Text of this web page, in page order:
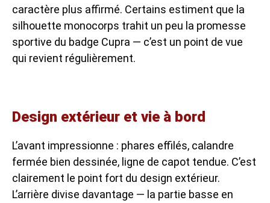
caractère plus affirmé. Certains estiment que la
silhouette monocorps trahit un peu la promesse
sportive du badge Cupra — c’est un point de vue
qui revient régulièrement.
Design extérieur et vie à bord
L’avant impressionne : phares effilés, calandre
fermée bien dessinée, ligne de capot tendue. C’est
clairement le point fort du design extérieur.
L’arrière divise davantage — la partie basse en